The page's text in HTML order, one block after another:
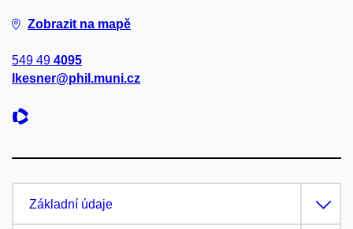
Zobrazit na mapě
549 49 4095
lkesner@phil.muni.cz
Základní údaje